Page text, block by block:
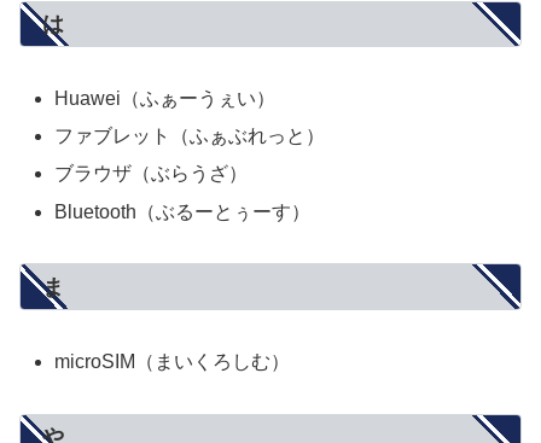
は
Huawei（ふぁーうぇい）
ファブレット（ふぁぶれっと）
ブラウザ（ぶらうざ）
Bluetooth（ぶるーとぅーす）
ま
microSIM（まいくろしむ）
や